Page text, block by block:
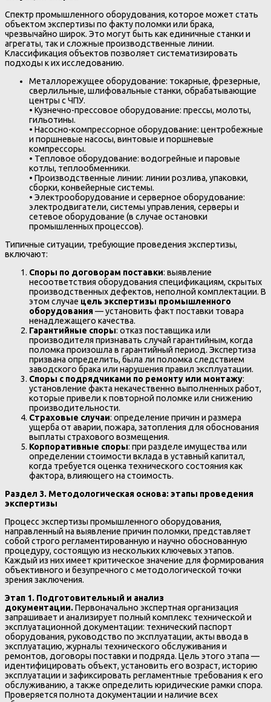
Спектр промышленного оборудования, которое может стать
объектом экспертизы по факту поломки или брака,
чрезвычайно широк. Это могут быть как единичные станки и
агрегаты, так и сложные производственные линии.
Классификация объектов позволяет систематизировать
подходы к их исследованию.
Металлорежущее оборудование: токарные, фрезерные,
сверлильные, шлифовальные станки, обрабатывающие
центры с ЧПУ.
• Кузнечно-прессовое оборудование: прессы, молоты,
гильотины.
• Насосно-компрессорное оборудование: центробежные
и поршневые насосы, винтовые и поршневые
компрессоры.
• Тепловое оборудование: водогрейные и паровые
котлы, теплообменники.
• Производственные линии: линии розлива, упаковки,
сборки, конвейерные системы.
• Электрооборудование и серверное оборудование:
электродвигатели, системы управления, серверы и
сетевое оборудование (в случае остановки
промышленных процессов).
Типичные ситуации, требующие проведения экспертизы,
включают:
Споры по договорам поставки: выявление
несоответствия оборудования спецификациям, скрытых
производственных дефектов, неполной комплектации. В
этом случае цель экспертизы промышленного
оборудования— установить факт поставки товара
ненадлежащего качества.
Гарантийные споры: отказ поставщика или
производителя признавать случай гарантийным, когда
поломка произошла в гарантийный период. Экспертиза
призвана определить, была ли поломка следствием
заводского брака или нарушения правил эксплуатации.
Споры с подрядчиками по ремонту или монтажу:
установление факта некачественно выполненных работ,
которые привели к повторной поломке или снижению
производительности.
Страховые случаи: определение причин и размера
ущерба от аварии, пожара, затопления для обоснования
выплаты страхового возмещения.
Корпоративные споры: при разделе имущества или
определении стоимости вклада в уставный капитал,
когда требуется оценка технического состояния как
фактора, влияющего на стоимость.
Раздел 3. Методологическая основа: этапы проведения
экспертизы
Процесс экспертизы промышленного оборудования,
направленный на выявление причин поломки, представляет
собой строго регламентированную и научно обоснованную
процедуру, состоящую из нескольких ключевых этапов.
Каждый из них имеет критическое значение для формирования
объективного и безупречного с методологической точки
зрения заключения.
Этап 1. Подготовительный и анализ
документации.Первоначально экспертная организация
запрашивает и анализирует полный комплекс технической и
эксплуатационной документации: технический паспорт
оборудования, руководство по эксплуатации, акты ввода в
эксплуатацию, журналы технического обслуживания и
ремонтов, договоры поставки и подряда. Цель этого этапа —
идентифицировать объект, установить его возраст, историю
эксплуатации и зафиксировать регламентные требования к его
обслуживанию, а также определить юридические рамки спора.
Проверяется полнота документации и наличие всех